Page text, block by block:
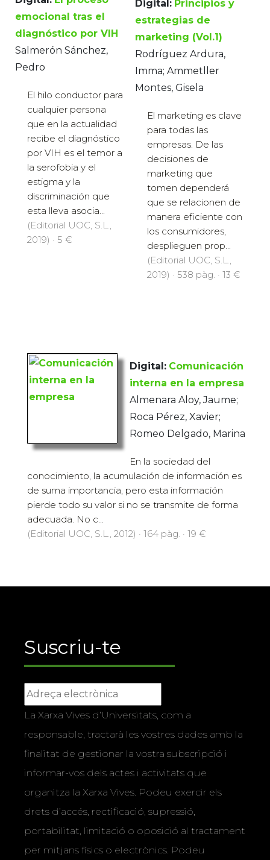
emocional tras el
diagnóstico por VIH
Salmerón Sánchez,
Pedro
El hilo conductor para
cualquier persona
que en la actualidad
recibe el diagnóstico
por VIH es el temor a
la serofobia y el
estigma y la
discriminación que
esta lleva asocia...
(Editorial UOC, S.L.,
2019) · 5 €
Digital: Principios y
estrategias de
marketing (Vol.1)
Rodríguez Ardura,
Imma; Ammetller
Montes, Gisela
El marketing es clave
para todas las
empresas. De las
decisiones de
marketing que
tomen dependerá
que se relacionen de
manera eficiente con
los consumidores,
desplieguen prop...
(Editorial UOC, S.L.,
2019) · 538 pàg. · 13 €
Digital: Comunicación
interna en la empresa
Almenara Aloy, Jaume;
Roca Pérez, Xavier;
Romeo Delgado, Marina
En la sociedad del
conocimiento, la acumulación de información es
de suma importancia, pero esta información
pierde todo su valor si no se transmite de forma
adecuada. No c...
(Editorial UOC, S.L., 2012) · 164 pàg. · 19 €
Suscriu-te
La Xarxa Vives d’Universitats, com a
responsable, tractarà les vostres dades amb la
finalitat de gestionar la vostra subscripció i
informar-vos dels actes i activitats que
organitza la Xarxa Vives. Podeu exercir els
drets d’accés, rectificació, supressió,
portabilitat, limitació o oposició al tractament
per mitjans físics o electrònics. Podeu